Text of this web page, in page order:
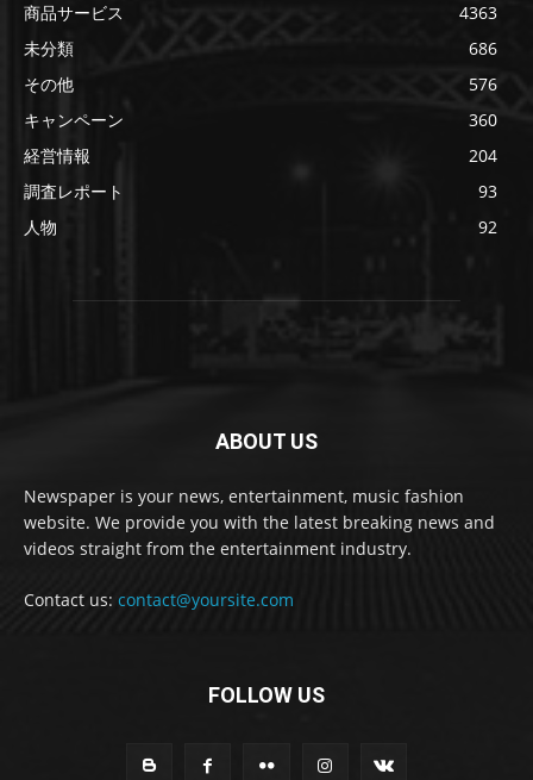
商品サービス
4363
未分類
686
その他
576
キャンペーン
360
経営情報
204
調査レポート
93
人物
92
ABOUT US
Newspaper is your news, entertainment, music fashion
website. We provide you with the latest breaking news and
videos straight from the entertainment industry.
Contact us: contact@yoursite.com
FOLLOW US